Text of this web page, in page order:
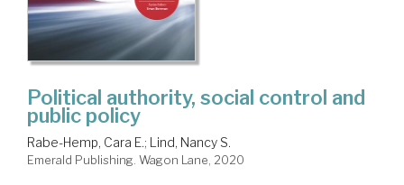
Political authority, social control and
public policy
Rabe-Hemp, Cara E.; Lind, Nancy S.
Emerald Publishing. Wagon Lane, 2020